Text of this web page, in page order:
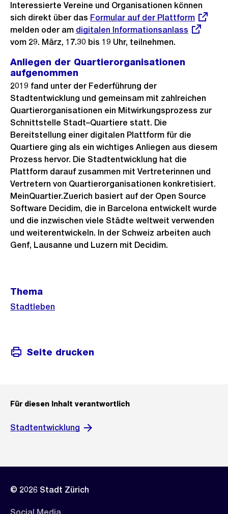
Interessierte Vereine und Organisationen können
sich direkt über das Externer
Link:
Formular auf der Plattform
melden oder am Externer
Link:
digitalen Informationsanlass
vom 29. März, 17.30 bis 19 Uhr, teilnehmen.
Anliegen der Quartierorganisationen
aufgenommen
2019 fand unter der Federführung der
Stadtentwicklung und gemeinsam mit zahlreichen
Quartierorganisationen ein Mitwirkungsprozess zur
Schnittstelle Stadt–Quartiere statt. Die
Bereitstellung einer digitalen Plattform für die
Quartiere ging als ein wichtiges Anliegen aus diesem
Prozess hervor. Die Stadtentwicklung hat die
Plattform darauf zusammen mit Vertreterinnen und
Vertretern von Quartierorganisationen konkretisiert.
MeinQuartier.Zuerich basiert auf der Open Source
Software Decidim, die in Barcelona entwickelt wurde
und die inzwischen viele Städte weltweit verwenden
und weiterentwickeln. In der Schweiz arbeiten auch
Genf, Lausanne und Luzern mit Decidim.
Informationen
Thema
Stadtleben
Seite drucken
Für diesen Inhalt verantwortlich
Stadtentwicklung
© 2026 Stadt Zürich